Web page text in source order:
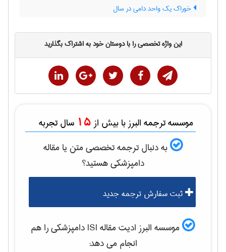
خوراک یک واحد دامی در سال
این واژه تخصصی را با دوستان خود به اشتراک بگذارید
موسسه ترجمه البرز با بیش از 15 سال تجربه
به دنبال ترجمه تخصصی متن یا مقاله
دامپزشكیهستید؟
ثبت سفارش ترجمه جدید
موسسه البرز ادیت مقاله ISI دامپزشكیرا هم
انجام می دهد: